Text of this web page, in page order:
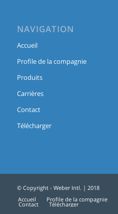
NAVIGATION
Accueil
Profile de la compagnie
Produits
Carrières
Contact
Télécharger
© Copyright - Weber Intl. | 2018
Accueil
Profile de la compagnie
Contact Télécharger